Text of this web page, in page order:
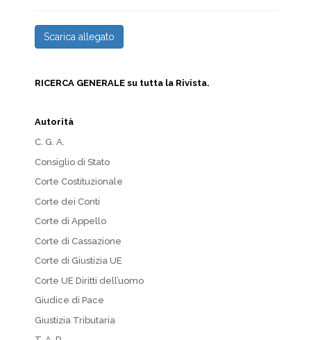
Scarica allegato
RICERCA GENERALE su tutta la Rivista.
Autorità
C. G. A.
Consiglio di Stato
Corte Costituzionale
Corte dei Conti
Corte di Appello
Corte di Cassazione
Corte di Giustizia UE
Corte UE Diritti dell’uomo
Giudice di Pace
Giustizia Tributaria